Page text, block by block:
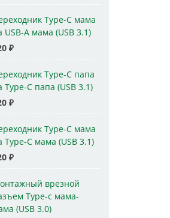
Type-C мама
USB-A мама (USB 3.1)
₽
Type-C папа
Type-C папа (USB 3.1)
₽
Type-C мама
Type-C мама (USB 3.1)
₽
врезной
Type-c мама-
(USB 3.0)